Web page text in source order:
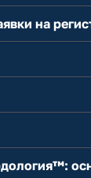
на